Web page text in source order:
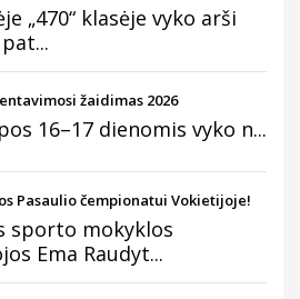
„470“ klasėje vyko arši
žaidimas 2026
16–17 dienomis vyko n...
Pasaulio čempionatui Vokietijoje!
sporto mokyklos
Ema Raudyt...